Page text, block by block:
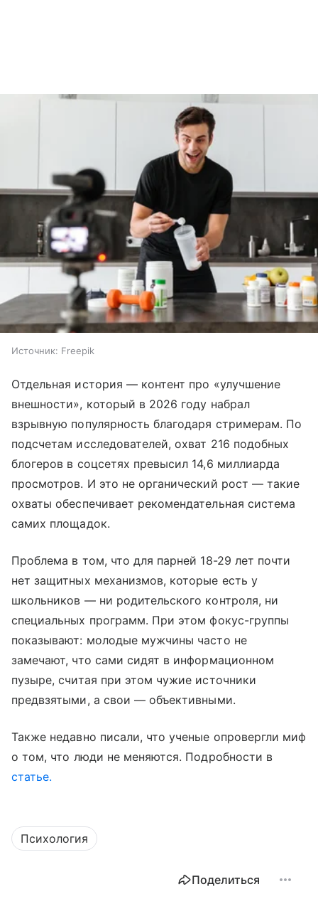
Источник: Freepik
Отдельная история — контент про «улучшение
внешности», который в 2026 году набрал
взрывную популярность благодаря стримерам. По
подсчетам исследователей, охват 216 подобных
блогеров в соцсетях превысил 14,6 миллиарда
просмотров. И это не органический рост — такие
охваты обеспечивает рекомендательная система
самих площадок.
Проблема в том, что для парней 18-29 лет почти
нет защитных механизмов, которые есть у
школьников — ни родительского контроля, ни
специальных программ. При этом фокус-группы
показывают: молодые мужчины часто не
замечают, что сами сидят в информационном
пузыре, считая при этом чужие источники
предвзятыми, а свои — объективными.
Также недавно писали, что ученые опровергли миф
о том, что люди не меняются. Подробности в
статье.
Психология
Поделиться